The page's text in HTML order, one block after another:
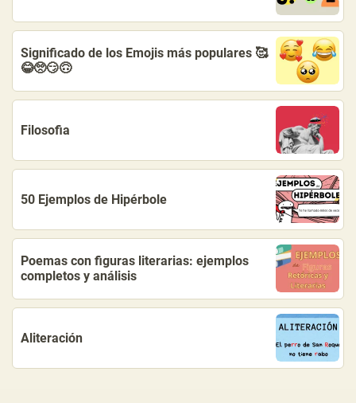
Significado de los Emojis más populares 🥰
😂🥺😏🙃
Filosofia
50 Ejemplos de Hipérbole
Poemas con figuras literarias: ejemplos
completos y análisis
Aliteración